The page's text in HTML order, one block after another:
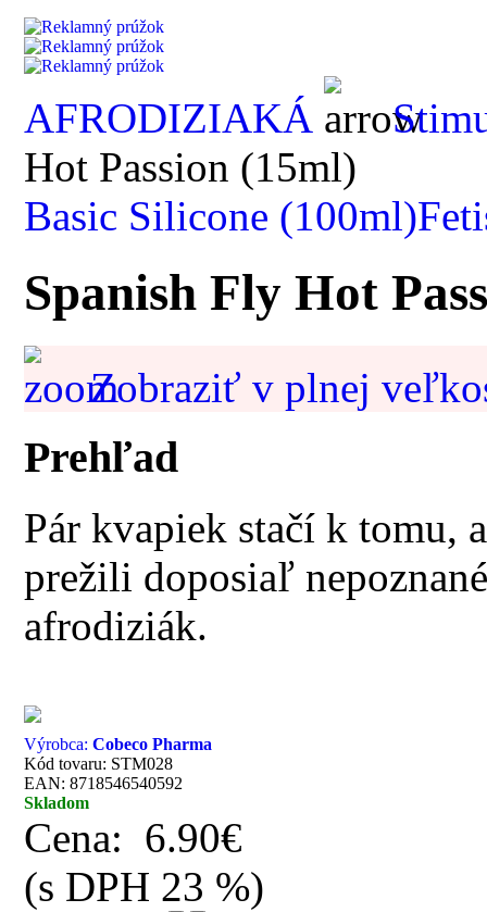
AFRODIZIAKÁ
Hot Passion (15ml)
Basic Silicone (100ml)
Spanish Fly Hot
Zobraziť v plnej
Prehľad
Pár kvapiek stačí k tomu,
prežili doposiaľ
afrodiziák.
Výrobca:Cobeco Pharma
Kód tovaru: STM028
EAN: 8718546540592
Skladom
Cena: 6.90€
(s DPH 23 %)